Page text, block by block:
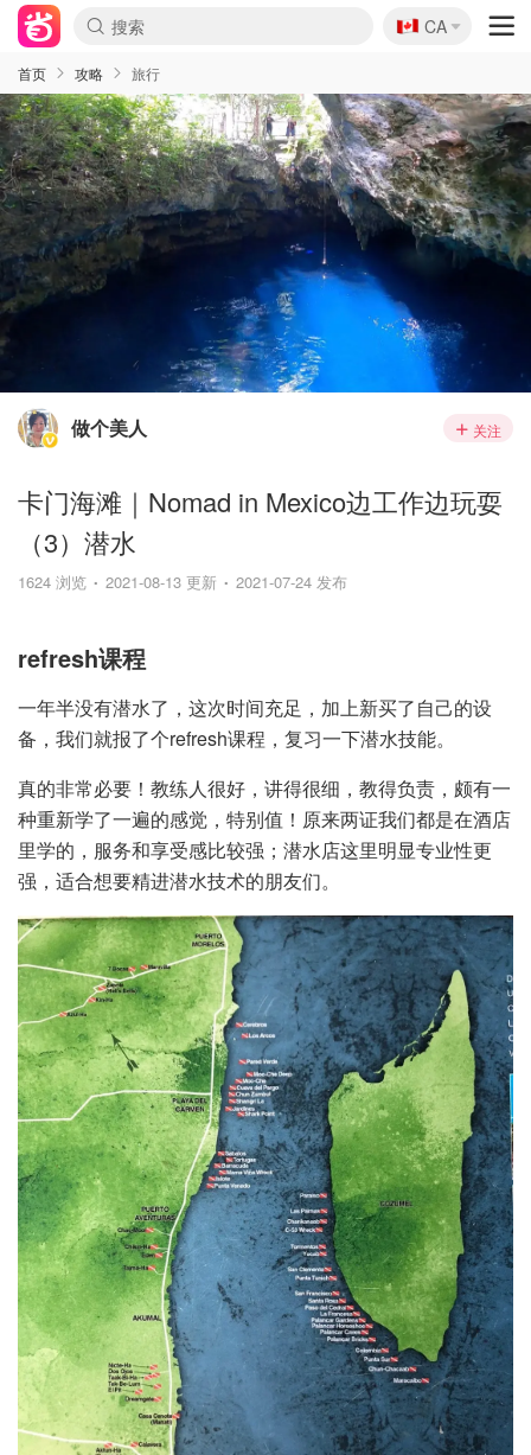
🇨🇦
CA
首页 攻略 旅行
做个美人 关注
卡门海滩｜Nomad in Mexico边工作边玩耍
（3）潜水
1624 浏览 2021-08-13 更新 2021-07-24 发布
refresh课程
一年半没有潜水了，这次时间充足，加上新买了自己的设
备，我们就报了个refresh课程，复习一下潜水技能。
真的非常必要！教练人很好，讲得很细，教得负责，颇有一
种重新学了一遍的感觉，特别值！原来两证我们都是在酒店
里学的，服务和享受感比较强；潜水店这里明显专业性更
强，适合想要精进潜水技术的朋友们。